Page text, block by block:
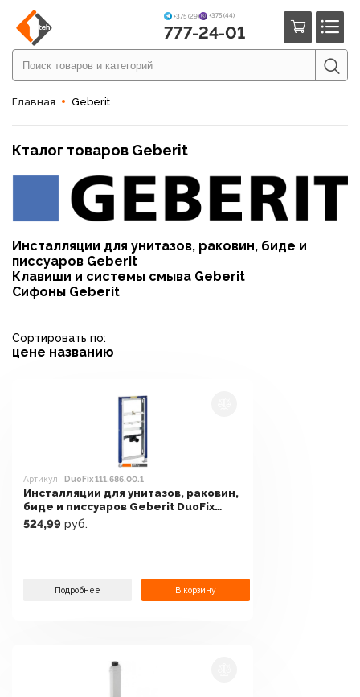
+375 (29) +375 (44)
777-24-01
Главная Geberit
Кталог товаров Geberit
Инсталляции для унитазов, раковин, биде и
писсуаров Geberit
Клавиши и системы смыва Geberit
Сифоны Geberit
Сортировать по:
цене названию
Артикул: DuoFix 111.686.00.1
Инсталляции для унитазов, раковин,
биде и писсуаров Geberit DuoFix
111.686.00.1
524,99 руб.
Подробнее В корзину